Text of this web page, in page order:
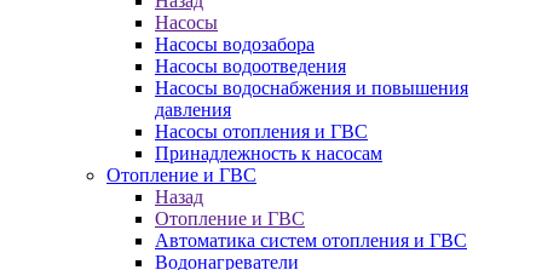
Насосы
Насосы водозабора
Насосы водоотведения
Насосы водоснабжения и повышения
давления
Насосы отопления и ГВС
Принадлежность к насосам
Отопление и ГВС
Назад
Отопление и ГВС
Автоматика систем отопления и ГВС
Водонагреватели